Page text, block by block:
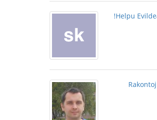
Helpu